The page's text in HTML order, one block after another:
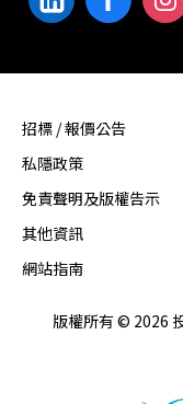
招標 / 報價公告
私隱政策
免責聲明及版權告示
其他資訊
網站指南
版權所有 © 2026